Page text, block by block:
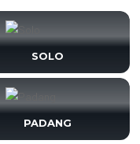
SOLO
PADANG